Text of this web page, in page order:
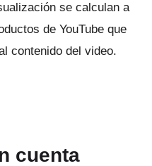
se calculan a
de YouTube que
contenido del video.
cuenta